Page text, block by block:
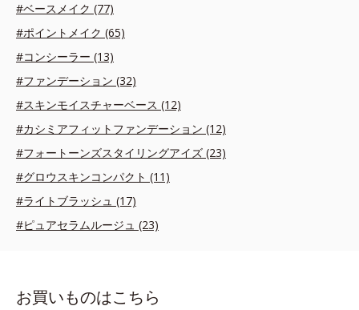
#ベースメイク (77)
#ポイントメイク (65)
#コンシーラー (13)
#ファンデーション (32)
#スキンモイスチャーベース (12)
#カシミアフィットファンデーション (12)
#フォートーンズスタイリングアイズ (23)
#グロウスキンコンパクト (11)
#ライトブラッシュ (17)
#ピュアセラムルージュ (23)
お買いものはこちら